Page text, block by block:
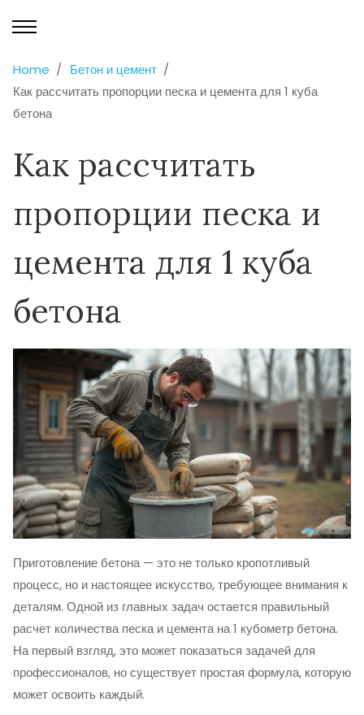
Home
Бетон и цемент
Как рассчитать пропорции песка и цемента для 1 куба
бетона
Как рассчитать
пропорции песка и
цемента для 1 куба
бетона
Приготовление бетона — это не только кропотливый
процесс, но и настоящее искусство, требующее внимания к
деталям. Одной из главных задач остается правильный
расчет количества песка и цемента на 1 кубометр бетона.
На первый взгляд, это может показаться задачей для
профессионалов, но существует простая формула, которую
может освоить каждый.